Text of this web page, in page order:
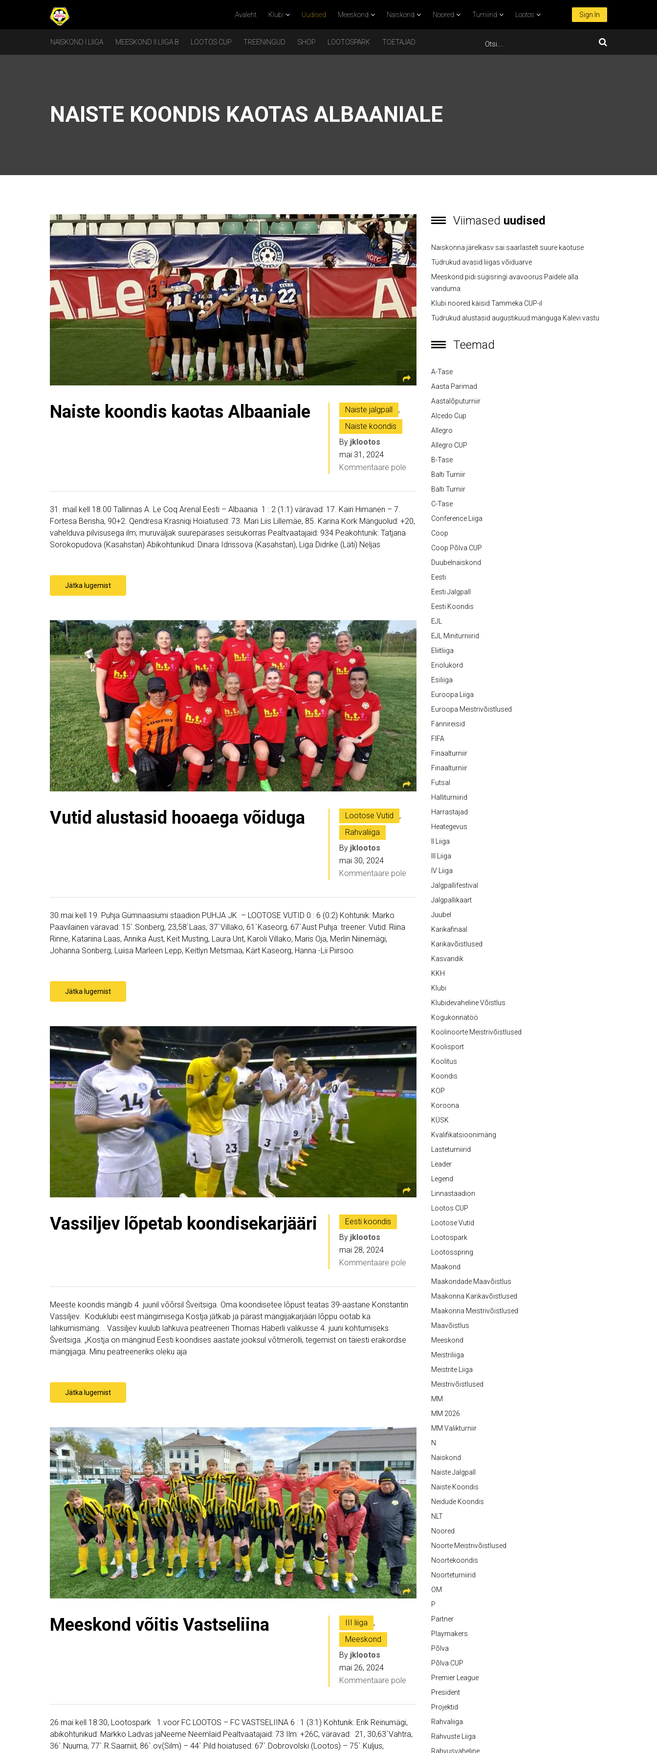
Avaleht Klubi Uudised Meeskond Naiskond Noored Turniirid Lootos Sign In
NAISKOND I LIIGA MEESKOND II LIIGA B LOOTOS CUP TREENINGUD SHOP LOOTOSPARK TOETAJAD
NAISTE KOONDIS KAOTAS ALBAANIALE
Naiste koondis kaotas Albaaniale Naiste jalgpall
,
Naiste koondis
By jklootos
mai 31, 2024
Kommentaare pole
31. mail kell 18.00 Tallinnas A. Le Coq Arenal Eesti – Albaania 1 : 2 (1:1) väravad: 17. Kairi Himanen – 7.
Fortesa Berisha, 90+2. Qendresa Krasniqi Hoiatused: 73. Mari Liis Lillemäe, 85. Karina Kork Mänguolud: +20,
vahelduva pilvisusega ilm; muruväljak suurepärases seisukorras Pealtvaatajaid: 934 Peakohtunik: Tatjana
Sorokopudova (Kasahstan) Abikohtunikud: Dinara Idrissova (Kasahstan), Liga Didrike (Läti) Neljas
Jätka lugemist
Vutid alustasid hooaega võiduga Lootose Vutid
,
Rahvaliiga
By jklootos
mai 30, 2024
Kommentaare pole
30.mai kell 19. Puhja Gümnaasiumi staadion PUHJA JK – LOOTOSE VUTID 0 : 6 (0:2) Kohtunik: Marko
Paavilainen väravad: 15`.Sonberg, 23,58`Laas, 37`Villako, 61`Kaseorg, 67`Aust Puhja: treener: Vutid: Riina
Rinne, Katariina Laas, Annika Aust, Keit Musting, Laura Unt, Karoli Villako, Maris Oja, Merlin Niinemägi,
Johanna Sonberg, Luiisa Marleen Lepp, Keitlyn Metsmaa, Kärt Kaseorg, Hanna -Lii Piirsoo.
Jätka lugemist
Vassiljev lõpetab koondisekarjääri
Eesti koondis
By jklootos
mai 28, 2024
Kommentaare pole
Meeste koondis mängib 4. juunil võõrsil Šveitsiga. Oma koondisetee lõpust teatas 39-aastane Konstantin
Vassiljev. Koduklubi eest mängimisega Kostja jätkab ja pärast mängijakarjääri lõppu ootab ka
lahkumismäng. . Vassiljev kuulub lahkuva peatreeneri Thomas Häberli valikusse 4. juuni kohtumiseks
Šveitsiga. „Kostja on mänginud Eesti koondises aastate jooksul võtmerolli, tegemist on täiesti erakordse
mängijaga. Minu peatreeneriks oleku aja
Jätka lugemist
Meeskond võitis Vastseliina III liiga
,
Meeskond
By jklootos
mai 26, 2024
Kommentaare pole
26.mai kell 18:30, Lootospark 1.voor FC LOOTOS – FC VASTSELIINA 6 : 1 (3:1) Kohtunik: Erik Reinumägi,
abikohtunikud: Markko Ladvas jaNeeme Neemlaid Pealtvaatajaid: 73 Ilm: +26C, väravad: 21, 30,63`Vahtra,
36`.Nuuma, 77`.R.Saarniit, 86`.ov(Silm) – 44`.Pild hoiatused: 67`.Dobrovolski (Lootos) – 75`.Kuljus,
Viimased uudised
Naiskonna järelkasv sai saarlastelt suure kaotuse
Tüdrukud avasid liigas võiduarve
Meeskond pidi sügisringi avavoorus Paidele alla
vanduma
Klubi noored käisid Tammeka CUP-il
Tüdrukud alustasid augustikuud mänguga Kalevi vastu
Teemad
A-Tase
Aasta Parimad
Aastalõputurniir
Alcedo Cup
Allegro
Allegro CUP
B-Tase
Balti Turniir
Balti Turniir
C-Tase
Conference Liiga
Coop
Coop Põlva CUP
Duubelnaiskond
Eesti
Eesti Jalgpall
Eesti Koondis
EJL
EJL Miniturniirid
Eliitliiga
Eriolukord
Esiliiga
Euroopa Liiga
Euroopa Meistrivõistlused
Fännireisid
FIFA
Finaalturniir
Finaalturniir
Futsal
Halliturniirid
Harrastajad
Heategevus
II Liiga
III Liiga
IV Liiga
Jalgpallifestival
Jalgpallikaart
Juubel
Karikafinaal
Karikavõistlused
Kasvandik
KKH
Klubi
Klubidevaheline Võistlus
Kogukonnatöö
Koolinoorte Meistrivõistlused
Koolisport
Koolitus
Koondis
KOP
Koroona
KÜSK
Kvalifikatsioonimäng
Lasteturniirid
Leader
Legend
Linnastaadion
Lootos CUP
Lootose Vutid
Lootospark
Lootosspring
Maakond
Maakondade Maavõistlus
Maakonna Karikavõistlused
Maakonna Meistrivõistlused
Maavõistlus
Meeskond
Meistriliiga
Meistrite Liiga
Meistrivõistlused
MM
MM 2026
MM Valikturniir
N
Naiskond
Naiste Jalgpall
Naiste Koondis
Neidude Koondis
NLT
Noored
Noorte Meistrivõistlused
Noortekoondis
Noorteturniirid
OM
P
Partner
Playmakers
Põlva
Põlva CUP
Premier League
President
Projektid
Rahvaliiga
Rahvuste Liiga
Rahvusvaheline